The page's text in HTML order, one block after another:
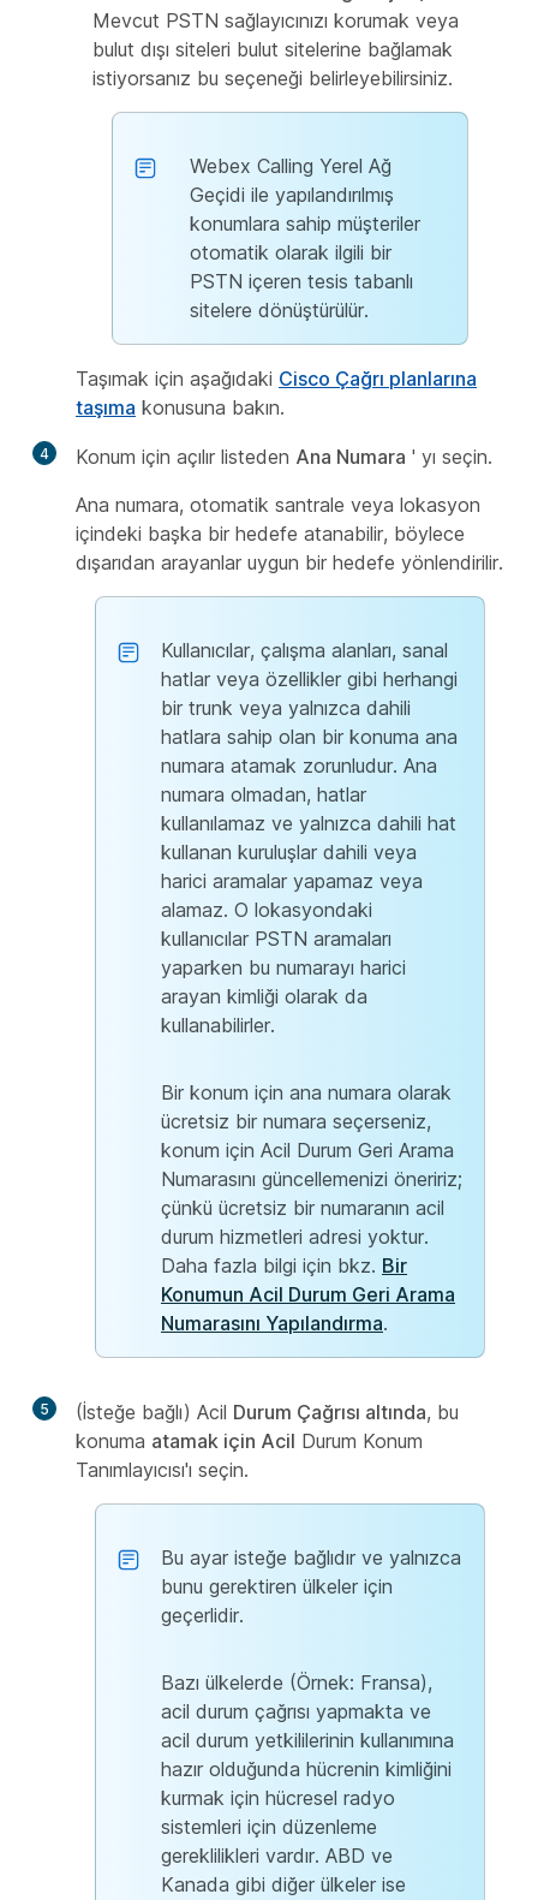
Mevcut PSTN sağlayıcınızı korumak veya
bulut dışı siteleri bulut sitelerine bağlamak
istiyorsanız bu seçeneği belirleyebilirsiniz.
Webex Calling Yerel Ağ
Geçidi ile yapılandırılmış
konumlara sahip müşteriler
otomatik olarak ilgili bir
PSTN içeren tesis tabanlı
sitelere dönüştürülür.
Taşımak için aşağıdaki Cisco Çağrı planlarına
taşıma konusuna bakın.
4 Konum için açılır listeden Ana Numara ' yı seçin.
Ana numara, otomatik santrale veya lokasyon
içindeki başka bir hedefe atanabilir, böylece
dışarıdan arayanlar uygun bir hedefe yönlendirilir.
Kullanıcılar, çalışma alanları, sanal
hatlar veya özellikler gibi herhangi
bir trunk veya yalnızca dahili
hatlara sahip olan bir konuma ana
numara atamak zorunludur. Ana
numara olmadan, hatlar
kullanılamaz ve yalnızca dahili hat
kullanan kuruluşlar dahili veya
harici aramalar yapamaz veya
alamaz. O lokasyondaki
kullanıcılar PSTN aramaları
yaparken bu numarayı harici
arayan kimliği olarak da
kullanabilirler.
Bir konum için ana numara olarak
ücretsiz bir numara seçerseniz,
konum için Acil Durum Geri Arama
Numarasını güncellemenizi öneririz;
çünkü ücretsiz bir numaranın acil
durum hizmetleri adresi yoktur.
Daha fazla bilgi için bkz. Bir
Konumun Acil Durum Geri Arama
Numarasını Yapılandırma.
5 (İsteğe bağlı) Acil Durum Çağrısı altında, bu
konuma atamak için Acil Durum Konum
Tanımlayıcısı'ı seçin.
Bu ayar isteğe bağlıdır ve yalnızca
bunu gerektiren ülkeler için
geçerlidir.
Bazı ülkelerde (Örnek: Fransa),
acil durum çağrısı yapmakta ve
acil durum yetkililerinin kullanımına
hazır olduğunda hücrenin kimliğini
kurmak için hücresel radyo
sistemleri için düzenleme
gereklilikleri vardır. ABD ve
Kanada gibi diğer ülkeler ise